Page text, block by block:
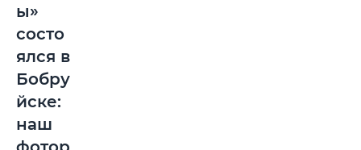
ы»
состо
ялся в
Бобру
йске:
наш